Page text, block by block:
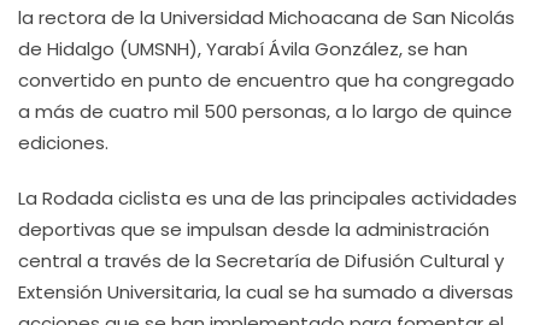
la rectora de la Universidad Michoacana de San Nicolás
de Hidalgo (UMSNH), Yarabí Ávila González, se han
convertido en punto de encuentro que ha congregado
a más de cuatro mil 500 personas, a lo largo de quince
ediciones.
La Rodada ciclista es una de las principales actividades
deportivas que se impulsan desde la administración
central a través de la Secretaría de Difusión Cultural y
Extensión Universitaria, la cual se ha sumado a diversas